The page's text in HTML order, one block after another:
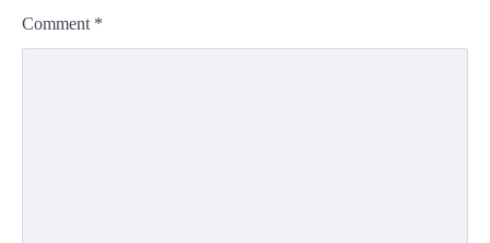
Comment *